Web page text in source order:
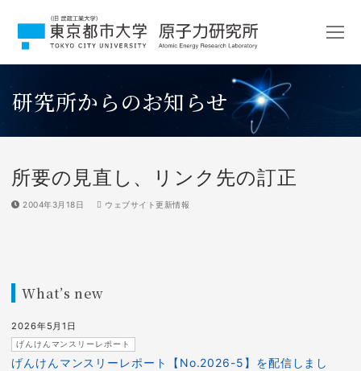
研究所からのお知らせ
所要の見直し、リンク先の訂正
2004年3月18日 ウェブサイト更新情報
What’s new
げんけんマンスリーレポート【No.2026-5】を配信しまし
げんけんマンスリーレポート
2026年5月1日